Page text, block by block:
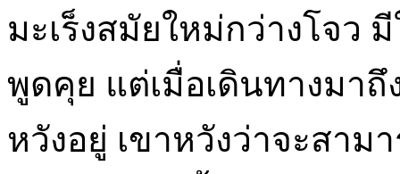
มะเร็งสมัยใหม่กว่างโจว
พูดคุย แต่เมื่อเดินทางมา
หวังอยู่ เขาหวังว่าจะสา